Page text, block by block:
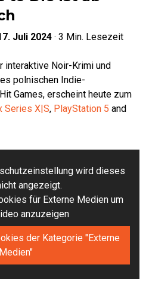
Juli 2024 · 3 Min. Lesezeit
interaktive Noir-Krimi und
polnischen Indie-
Games, erscheint heute zum
Series X|S, PlayStation 5 and
wird dieses
angezeigt.
für Externe Medien um
anzuzeigen
der Kategorie "Externe
Medien"